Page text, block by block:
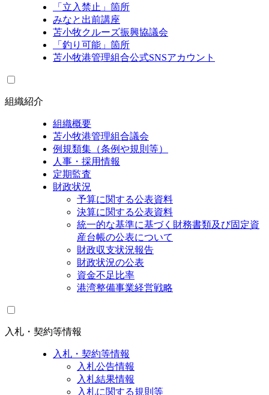
「立入禁止」箇所
みなと出前講座
苫小牧クルーズ振興協議会
「釣り可能」箇所
苫小牧港管理組合公式SNSアカウント
組織紹介
組織概要
苫小牧港管理組合議会
例規類集（条例や規則等）
人事・採用情報
定期監査
財政状況
予算に関する公表資料
決算に関する公表資料
統一的な基準に基づく財務書類及び固定資
産台帳の公表について
財政収支状況報告
財政状況の公表
資金不足比率
港湾整備事業経営戦略
入札・契約等情報
入札・契約等情報
入札公告情報
入札結果情報
入札に関する規則等